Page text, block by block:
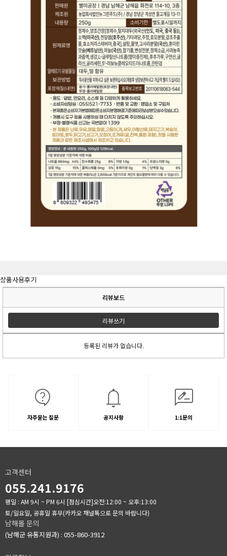
상품사용후기
리뷰보드
리뷰쓰기
등록된 리뷰가 없습니다.
자주묻는 질문 공지사항 1:1문의
고객센터
055.241.9176
평일 : AM 9시 ~ PM 6시 [점심시간]오전:12:00 ~ 오후:13:00
토/일요일, 공휴일 휴무(카카오 채널톡으로 문의 바랍니다)
남해몰 문의
(남해군 유통지원과) : 055-860-3912